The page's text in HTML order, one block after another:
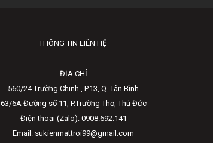
THÔNG TIN LIÊN HỆ
ĐỊA CHỈ
560/24 Trường Chinh , P.13, Q. Tân Bình
63/6A Đường số 11, P.Trường Thọ, Thủ Đức
Điện thoại (Zalo): 0908.692.141
Email: sukienmattroi99@gmail.com